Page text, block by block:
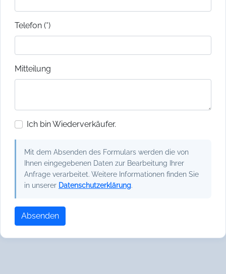
Telefon (*)
Mitteilung
Ich bin Wiederverkäufer.
Mit dem Absenden des Formulars werden die von
Ihnen eingegebenen Daten zur Bearbeitung Ihrer
Anfrage verarbeitet. Weitere Informationen finden Sie
in unserer Datenschutzerklärung.
Absenden